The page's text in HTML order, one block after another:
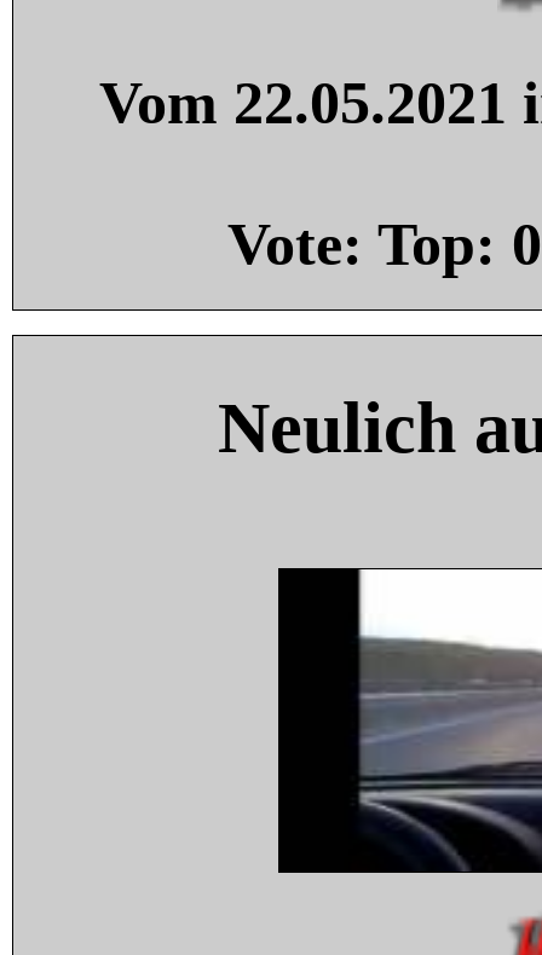
Vom
Vote: Top: 0
Neulich